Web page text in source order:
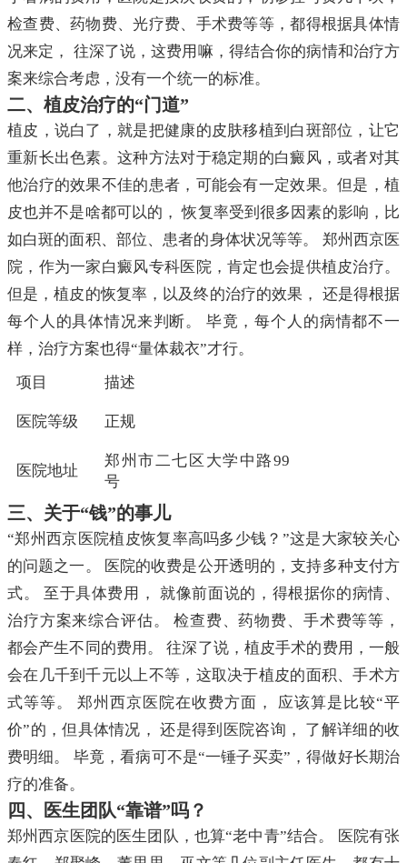
检查费、药物费、光疗费、手术费等等，都得根据具体情
况来定， 往深了说，这费用嘛，得结合你的病情和治疗方
案来综合考虑，没有一个统一的标准。
二、植皮治疗的“门道”
植皮，说白了，就是把健康的皮肤移植到白斑部位，让它
重新长出色素。这种方法对于稳定期的白癜风，或者对其
他治疗的效果不佳的患者，可能会有一定效果。但是，植
皮也并不是啥都可以的， 恢复率受到很多因素的影响，比
如白斑的面积、部位、患者的身体状况等等。 郑州西京医
院，作为一家白癜风专科医院，肯定也会提供植皮治疗。
但是，植皮的恢复率，以及终的治疗的效果， 还是得根据
每个人的具体情况来判断。 毕竟，每个人的病情都不一
样，治疗方案也得“量体裁衣”才行。
项目
描述
医院等级 正规
医院地址
郑州市二七区大学中路99
号
三、关于“钱”的事儿
“郑州西京医院植皮恢复率高吗多少钱？”这是大家较关心
的问题之一。 医院的收费是公开透明的，支持多种支付方
式。 至于具体费用， 就像前面说的，得根据你的病情、
治疗方案来综合评估。 检查费、药物费、手术费等等，
都会产生不同的费用。 往深了说，植皮手术的费用，一般
会在几千到千元以上不等，这取决于植皮的面积、手术方
式等等。 郑州西京医院在收费方面， 应该算是比较“平
价”的，但具体情况， 还是得到医院咨询， 了解详细的收
费明细。 毕竟，看病可不是“一锤子买卖”，得做好长期治
疗的准备。
四、医生团队“靠谱”吗？
郑州西京医院的医生团队，也算“老中青”结合。 医院有张